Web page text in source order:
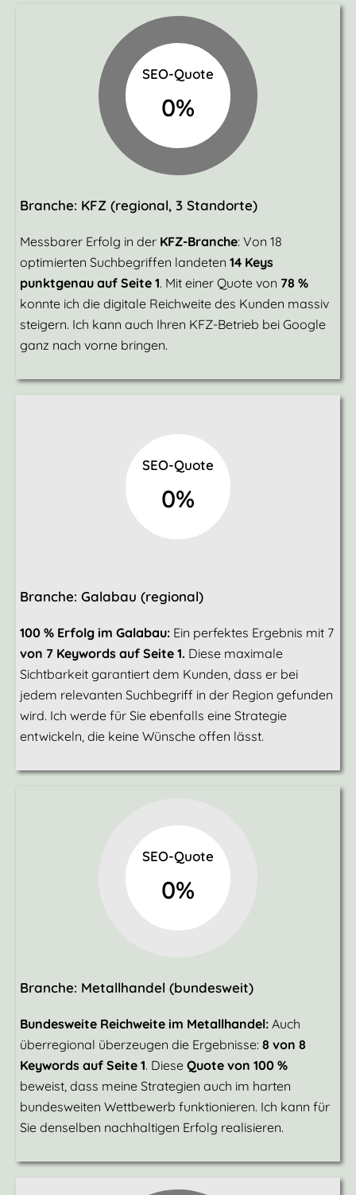
SEO-Quote
0%
Branche: KFZ (regional, 3 Standorte)
Messbarer Erfolg in der KFZ-Branche: Von 18
optimierten Suchbegriffen landeten 14 Keys
punktgenau auf Seite 1. Mit einer Quote von 78 %
konnte ich die digitale Reichweite des Kunden massiv
steigern. Ich kann auch Ihren KFZ-Betrieb bei Google
ganz nach vorne bringen.
SEO-Quote
0%
Branche: Galabau (regional)
100 % Erfolg im Galabau: Ein perfektes Ergebnis mit 7
von 7 Keywords auf Seite 1. Diese maximale
Sichtbarkeit garantiert dem Kunden, dass er bei
jedem relevanten Suchbegriff in der Region gefunden
wird. Ich werde für Sie ebenfalls eine Strategie
entwickeln, die keine Wünsche offen lässt.
SEO-Quote
0%
Branche: Metallhandel (bundesweit)
Bundesweite Reichweite im Metallhandel: Auch
überregional überzeugen die Ergebnisse: 8 von 8
Keywords auf Seite 1. Diese Quote von 100 %
beweist, dass meine Strategien auch im harten
bundesweiten Wettbewerb funktionieren. Ich kann für
Sie denselben nachhaltigen Erfolg realisieren.